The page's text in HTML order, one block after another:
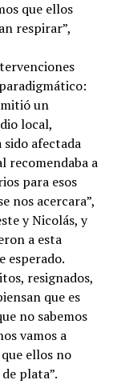
que ellos
respirar”,
un
local,
afectada
recomendaba a
para esos
nos acercara”,
y Nicolás, y
a esta
esperado.
resignados,
que es
no sabemos
vamos a
ellos no
plata”.